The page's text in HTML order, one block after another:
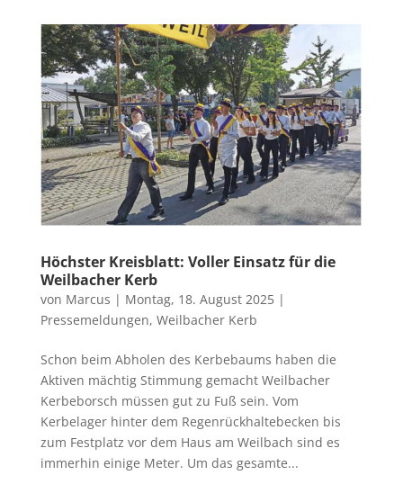
Höchster Kreisblatt: Voller Einsatz für die
Weilbacher Kerb
von Marcus | Montag, 18. August 2025|
Pressemeldungen, Weilbacher Kerb
Schon beim Abholen des Kerbebaums haben die
Aktiven mächtig Stimmung gemacht Weilbacher
Kerbeborsch müssen gut zu Fuß sein. Vom
Kerbelager hinter dem Regenrückhaltebecken bis
zum Festplatz vor dem Haus am Weilbach sind es
immerhin einige Meter. Um das gesamte...